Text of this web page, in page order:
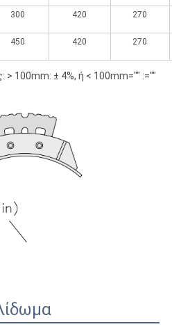
300 420 270
450 420 270
> 100mm: ± 4%, ή < 100mm="" :=""